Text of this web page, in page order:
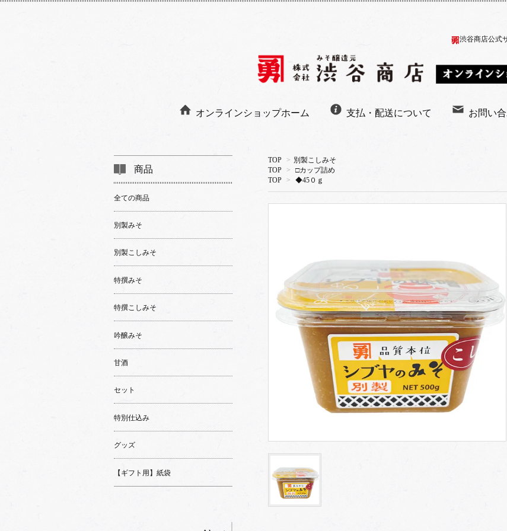
渋谷商店公式
オンラインショップホーム 支払・配送について お問い
TOP > 別製こしみそ
TOP
>
□カップ詰め
TOP
> ◆45０ｇ
商品
全ての商品
別製みそ
別製こしみそ
特撰みそ
特撰こしみそ
吟醸みそ
甘酒
セット
特別仕込み
グッズ
【ギフト用】紙袋